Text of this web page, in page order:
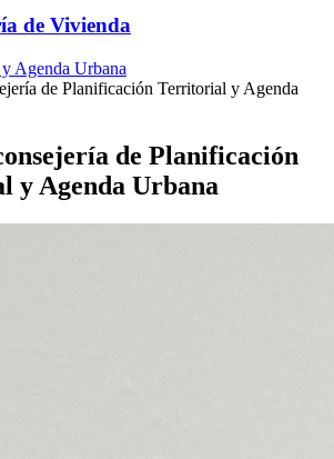
de Vivienda
Agenda Urbana
de Planificación Territorial y Agenda
de Planificación
y Agenda Urbana